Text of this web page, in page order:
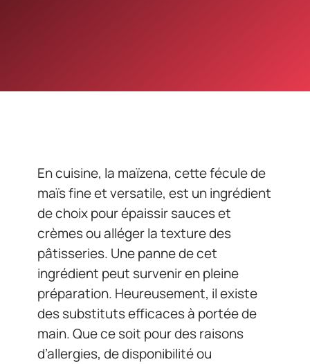
En cuisine, la maïzena, cette fécule de
maïs fine et versatile, est un ingrédient
de choix pour épaissir sauces et
crèmes ou alléger la texture des
pâtisseries. Une panne de cet
ingrédient peut survenir en pleine
préparation. Heureusement, il existe
des substituts efficaces à portée de
main. Que ce soit pour des raisons
d’allergies, de disponibilité ou